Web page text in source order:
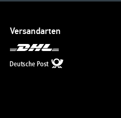
Versandarten